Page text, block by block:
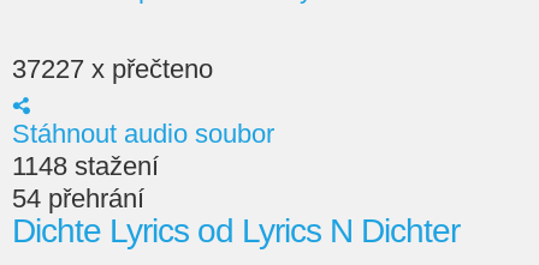
37227 x přečteno
Stáhnout audio soubor
1148 stažení
54 přehrání
Dichte Lyrics od Lyrics N Dichter